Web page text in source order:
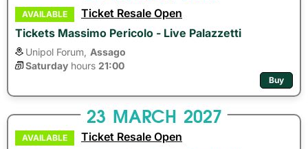
AVAILABLE
Ticket Resale Open
Tickets Massimo Pericolo - Live Palazzetti
Unipol Forum, Assago
Saturday hours 21:00
Buy
23 MARCH 2027
AVAILABLE
Ticket Resale Open